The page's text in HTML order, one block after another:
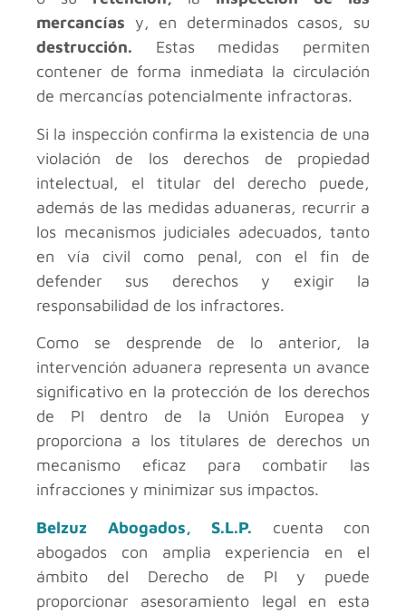
mercancías y, en determinados casos, su
destrucción. Estas medidas permiten
contener de forma inmediata la circulación
de mercancías potencialmente infractoras.
Si la inspección confirma la existencia de una
violación de los derechos de propiedad
intelectual, el titular del derecho puede,
además de las medidas aduaneras, recurrir a
los mecanismos judiciales adecuados, tanto
en vía civil como penal, con el fin de
defender sus derechos y exigir la
responsabilidad de los infractores.
Como se desprende de lo anterior, la
intervención aduanera representa un avance
significativo en la protección de los derechos
de PI dentro de la Unión Europea y
proporciona a los titulares de derechos un
mecanismo eficaz para combatir las
infracciones y minimizar sus impactos.
Belzuz Abogados, S.L.P. cuenta con
abogados con amplia experiencia en el
ámbito del Derecho de PI y puede
proporcionar asesoramiento legal en esta